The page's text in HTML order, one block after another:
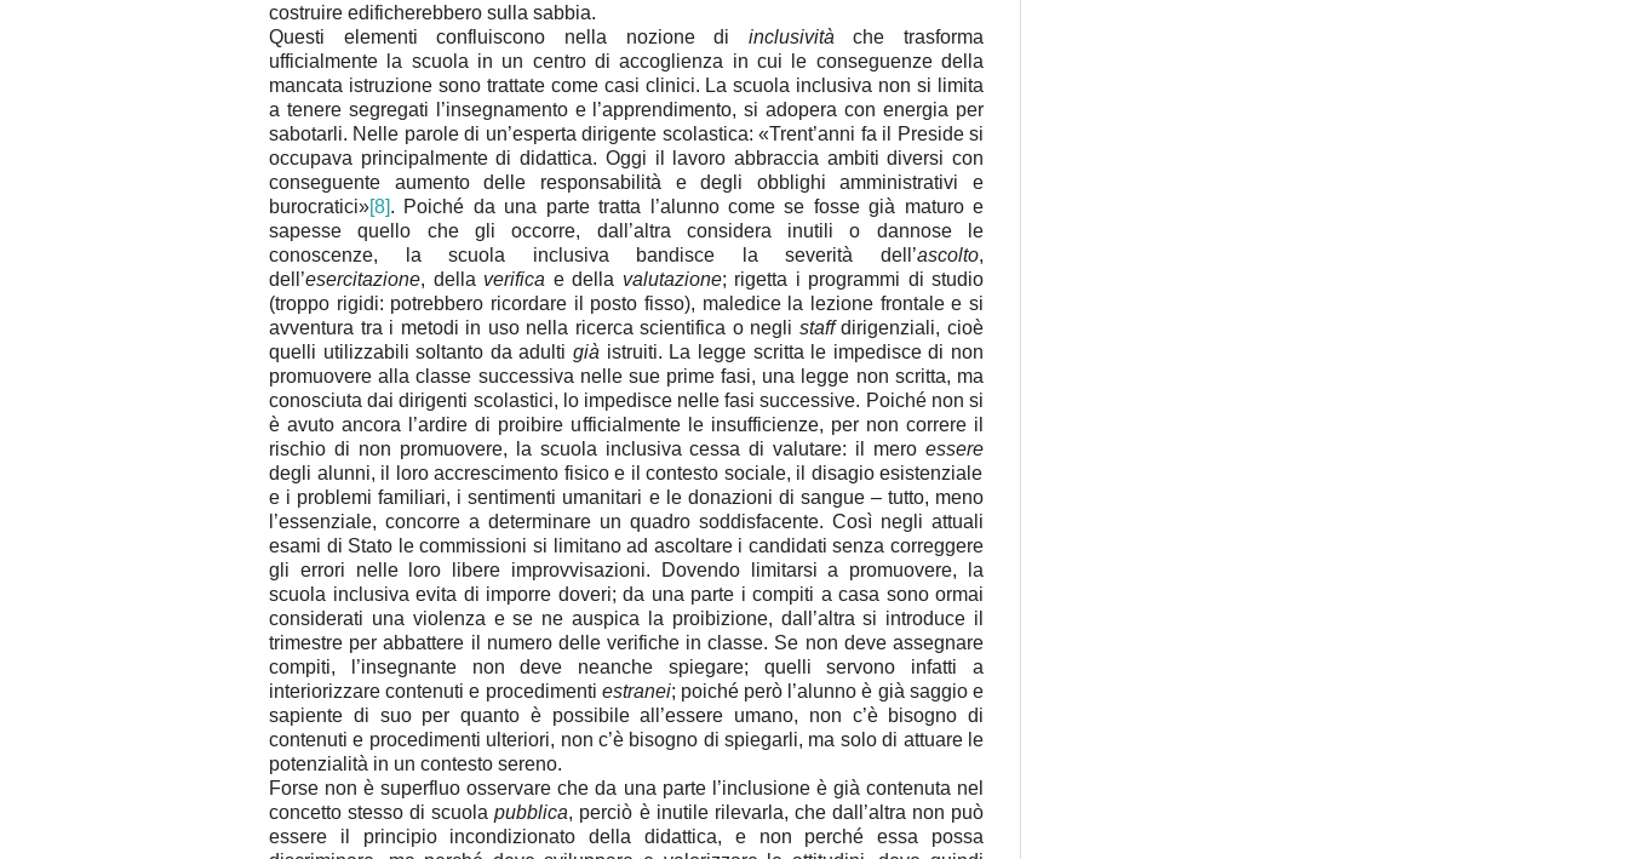
costruire edificherebbero sulla sabbia.
Questi elementi confluiscono nella nozione di inclusività che trasforma
ufficialmente la scuola in un centro di accoglienza in cui le conseguenze della
mancata istruzione sono trattate come casi clinici. La scuola inclusiva non si limita
a tenere segregati l’insegnamento e l’apprendimento, si adopera con energia per
sabotarli. Nelle parole di un’esperta dirigente scolastica: «Trent’anni fa il Preside si
occupava principalmente di didattica. Oggi il lavoro abbraccia ambiti diversi con
conseguente aumento delle responsabilità e degli obblighi amministrativi e
burocratici»[8]. Poiché da una parte tratta l’alunno come se fosse già maturo e
sapesse quello che gli occorre, dall’altra considera inutili o dannose le
conoscenze, la scuola inclusiva bandisce la severità dell’ascolto,
dell’esercitazione, della verifica e della valutazione; rigetta i programmi di studio
(troppo rigidi: potrebbero ricordare il posto fisso), maledice la lezione frontale e si
avventura tra i metodi in uso nella ricerca scientifica o negli staffdirigenziali, cioè
quelli utilizzabili soltanto da adultigià istruiti. La legge scritta le impedisce di non
promuovere alla classe successiva nelle sue prime fasi, una legge non scritta, ma
conosciuta dai dirigenti scolastici, lo impedisce nelle fasi successive. Poiché non si
è avuto ancora l’ardire di proibire ufficialmente le insufficienze, per non correre il
rischio di non promuovere, la scuola inclusiva cessa di valutare: il mero essere
degli alunni, il loro accrescimento fisico e il contesto sociale, il disagio esistenziale
e i problemi familiari, i sentimenti umanitari e le donazioni di sangue – tutto, meno
l’essenziale, concorre a determinare un quadro soddisfacente. Così negli attuali
esami di Stato le commissioni si limitano ad ascoltare i candidati senza correggere
gli errori nelle loro libere improvvisazioni. Dovendo limitarsi a promuovere, la
scuola inclusiva evita di imporre doveri; da una parte i compiti a casa sono ormai
considerati una violenza e se ne auspica la proibizione, dall’altra si introduce il
trimestre per abbattere il numero delle verifiche in classe. Se non deve assegnare
compiti, l’insegnante non deve neanche spiegare; quelli servono infatti a
interiorizzare contenuti e procedimenti estranei; poiché però l’alunno è già saggio e
sapiente di suo per quanto è possibile all’essere umano, non c’è bisogno di
contenuti e procedimenti ulteriori, non c’è bisogno di spiegarli, ma solo di attuare le
potenzialità in un contesto sereno.
Forse non è superfluo osservare che da una parte l’inclusione è già contenuta nel
concetto stesso di scuolapubblica, perciò è inutile rilevarla, che dall’altra non può
essere il principio incondizionato della didattica, e non perché essa possa